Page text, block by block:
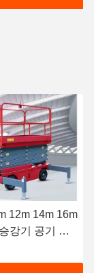
12m 14m 16m
강기 공기 작